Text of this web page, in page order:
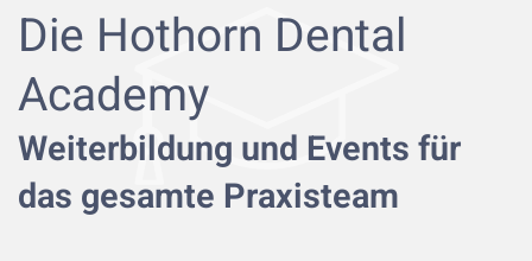
Die Hothorn Dental
Academy
Weiterbildung und Events für
das gesamte Praxisteam